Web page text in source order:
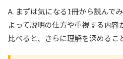
A. まずは気になる1冊から読んで
よって説明の仕方や重視する内
比べると、さらに理解を深めるこ